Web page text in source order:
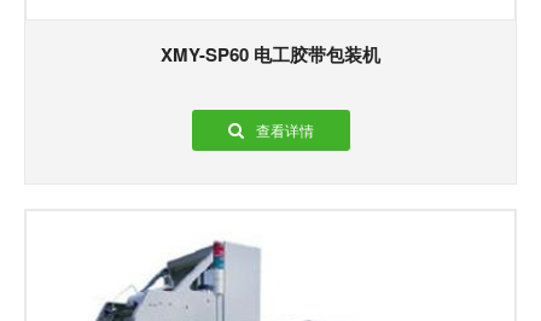
XMY-SP60 电工胶带包装机
查看详情